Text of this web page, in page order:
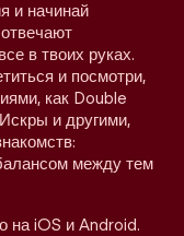
и начинай
в твоих руках.
и посмотри,
как Double
и другими,
между тем
на iOS и Android.